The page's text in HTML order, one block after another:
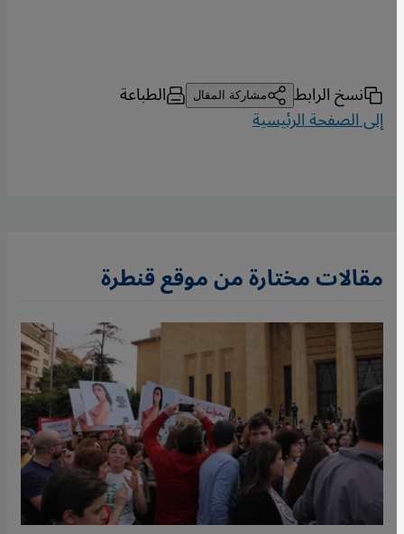
نسخ الرابط مشاركة المقال الطباعة
إلى الصفحة الرئيسية
مقالات مختارة من موقع قنطرة